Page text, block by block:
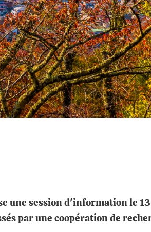
une session d'information le
par une coopération de